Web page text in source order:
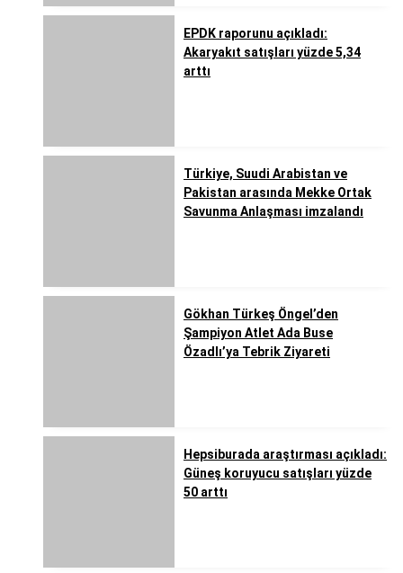
EPDK raporunu açıkladı:
Akaryakıt satışları yüzde 5,34
arttı
Türkiye, Suudi Arabistan ve
Pakistan arasında Mekke Ortak
Savunma Anlaşması imzalandı
Gökhan Türkeş Öngel’den
Şampiyon Atlet Ada Buse
Özadlı’ya Tebrik Ziyareti
Hepsiburada araştırması açıkladı:
Güneş koruyucu satışları yüzde
50 arttı